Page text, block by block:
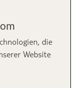
heute von
… in
die
Website